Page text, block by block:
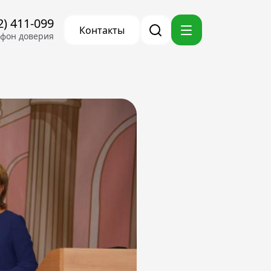
411-099
доверия Контакты